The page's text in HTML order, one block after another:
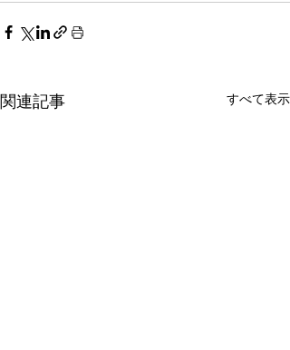
関連記事 すべて表示